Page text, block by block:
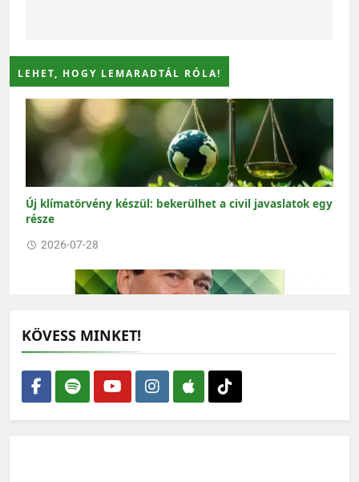
LEHET, HOGY LEMARADTÁL RÓLA!
Új klímatörvény készül: bekerülhet a civil javaslatok egy
része
2026-07-28
Lehet-e rendszerkritika nélkül zöldnek lenni?
2026-07-27
KÖVESS MINKET!